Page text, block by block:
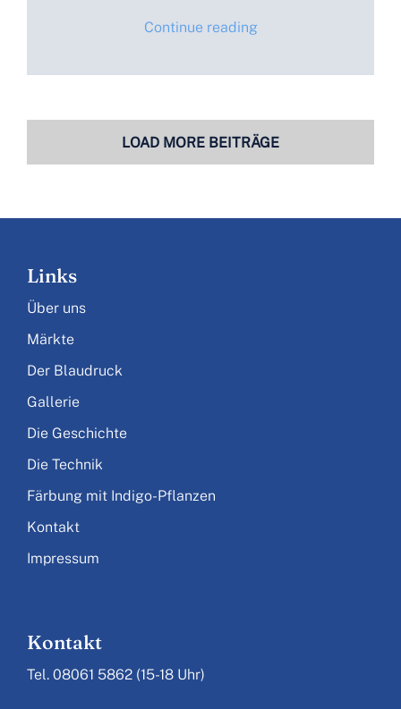
Continue reading
LOAD MORE BEITRÄGE
Links
Über uns
Märkte
Der Blaudruck
Gallerie
Die Geschichte
Die Technik
Färbung mit Indigo-Pflanzen
Kontakt
Impressum
Kontakt
Tel. 08061 5862 (15-18 Uhr)